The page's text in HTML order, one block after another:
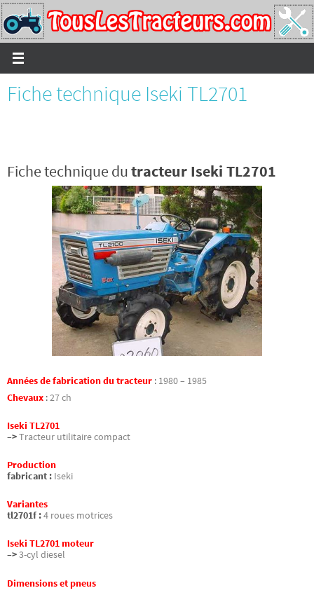
Passer
vers
le
contenu
Fiche technique Iseki TL2701
Fiche technique dutracteur Iseki TL2701
Années de fabrication du tracteur : 1980 – 1985
Chevaux :27 ch
Iseki TL2701
–>Tracteur utilitaire compact
Production
fabricant : Iseki
Variantes
tl2701f :4 roues motrices
Iseki TL2701 moteur
–>3-cyl diesel
Dimensions et pneus